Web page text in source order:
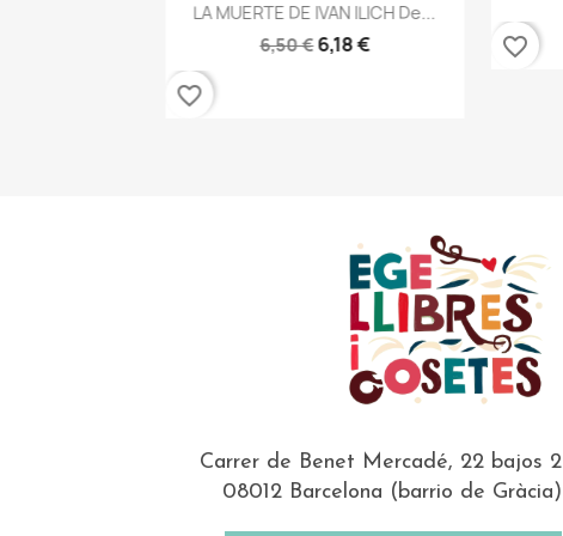
Vista rápida
LA MUERTE DE IVAN ILICH De...
6,50 €6,18 €
favorite_border
favorite_border
Carrer de Benet Mercadé, 22 bajos 2
08012 Barcelona (barrio de Gràcia)